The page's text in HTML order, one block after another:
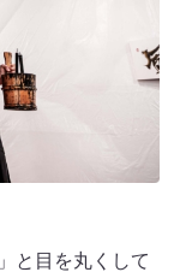
と目を丸くして